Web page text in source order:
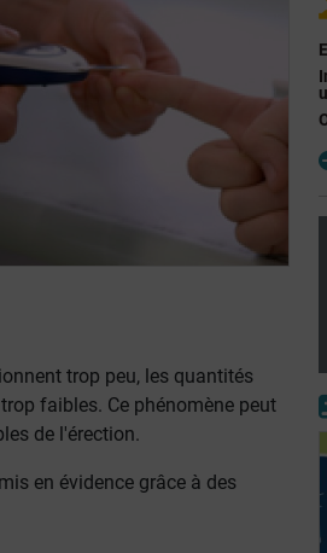
trop peu, les quantités
faibles. Ce phénomène peut
de l'érection.
en évidence grâce à des